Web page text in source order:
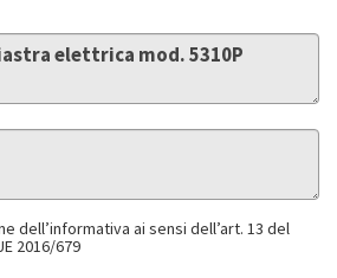
dell’informativa ai sensi dell’art. 13 del
2016/679